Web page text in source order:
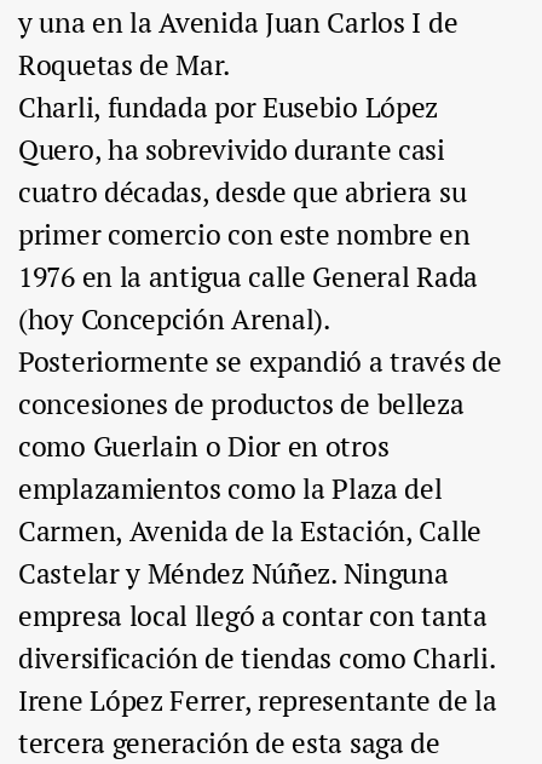
y una en la Avenida Juan Carlos I de
Roquetas de Mar.
Charli, fundada por Eusebio López
Quero, ha sobrevivido durante casi
cuatro décadas, desde que abriera su
primer comercio con este nombre en
1976 en la antigua calle General Rada
(hoy Concepción Arenal).
Posteriormente se expandió a través de
concesiones de productos de belleza
como Guerlain o Dior en otros
emplazamientos como la Plaza del
Carmen, Avenida de la Estación, Calle
Castelar y Méndez Núñez. Ninguna
empresa local llegó a contar con tanta
diversificación de tiendas como Charli.
Irene López Ferrer, representante de la
tercera generación de esta saga de